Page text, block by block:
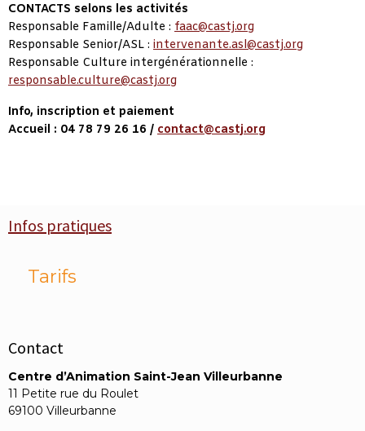
CONTACTS selons les activités
Responsable Famille/Adulte : faac@castj.org
Responsable Senior/ASL : intervenante.asl@castj.org
Responsable Culture intergénérationnelle :
responsable.culture@castj.org
Info, inscription et paiement
Accueil : 04 78 79 26 16 / contact@castj.org
Infos pratiques
Tarifs
Contact
Centre d’Animation Saint-Jean Villeurbanne
11 Petite rue du Roulet
69100 Villeurbanne